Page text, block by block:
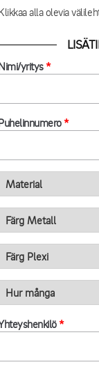
alla olevia
yritys *
*
*